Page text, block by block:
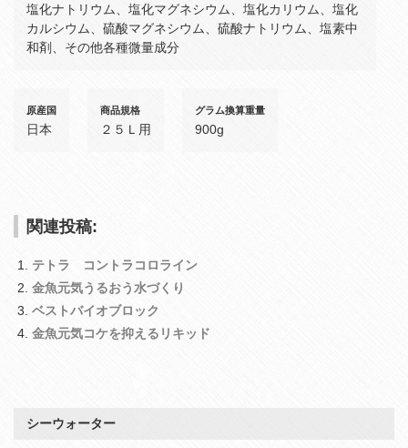
塩化ナトリウム、塩化マグネシウム、塩化カリウム、塩化
カルシウム、硫酸マグネシウム、硫酸ナトリウム、塩素中
和剤、その他各種微量成分
原産国
日本
商品規格
２５Ｌ用
グラム換算重量
900g
関連投稿:
テトラ コントラコロライン
金魚元気うるおう水づくり
ベストバイオブロック
金魚元気コケを抑えるリキッド
シーウォーター